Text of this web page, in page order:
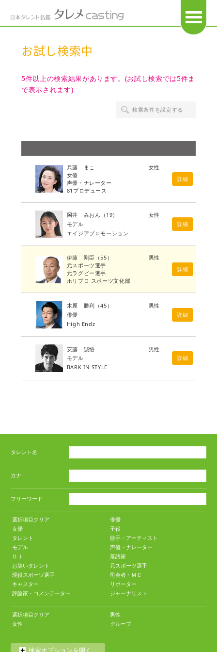
お試し検索中
5件以上の検索結果があります。(お試し検索では5件ま
で表示されます)
検索条件を設定する
兵藤 まこ
女性
女優
声優・ナレーター
81プロデュース
詳細
岡井 みおん （19）
女性
モデル
エイジアプロモーション
詳細
伊藤 剛臣 （55）
男性
元スポーツ選手
元ラグビー選手
ホリプロ スポーツ文化部
詳細
木原 勝利 （45）
男性
俳優
High Endz
詳細
安藤 誠悟
男性
モデル
BARK IN STYLE
詳細
タレント名
カナ
フリーワード
選択項目クリア
俳優
女優
子役
タレント
歌手・アーティスト
モデル
声優・ナレーター
ＤＪ
落語家
お笑いタレント
元スポーツ選手
現役スポーツ選手
司会者・ＭＣ
キャスター
リポーター
評論家・コメンテーター
ジャーナリスト
選択項目クリア
男性
女性
グループ
検索オプションを開く